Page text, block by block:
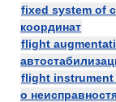
fixed system of
координат
flight
flight instrument
о